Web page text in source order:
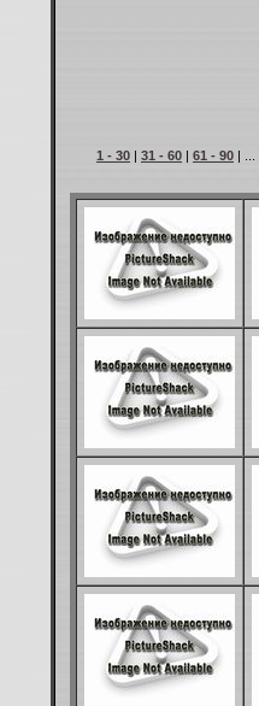
1 - 30 | 31 - 60 | 61 - 90 | ...